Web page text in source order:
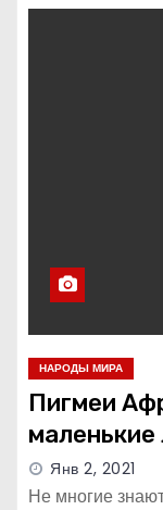
НАРОДЫ МИРА
Пигмеи
Янв 2, 2021
Не многие